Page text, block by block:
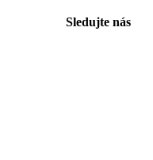
Sledujte nás